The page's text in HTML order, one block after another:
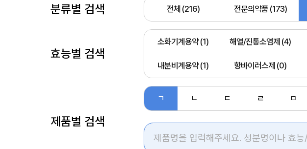
분류별 검색 전체 (216) 전문의약품 (173)
효능별 검색
소화기계용약 (1) 해열/진통소염제 (4)
내분비계용약 (1) 항바이러스제 (0)
제품별 검색
ㄱ ㄴ ㄷ ㄹ ㅁ